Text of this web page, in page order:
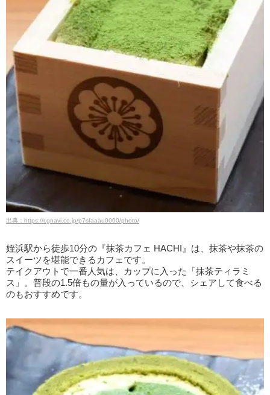
出典：https://r.gnavi.co.jp/p7sfaaau0000/photo/
姪浜駅から徒歩10分の『抹茶カフェ HACHI』は、抹茶や抹茶の
スイーツを堪能できるカフェです。
テイクアウトで一番人気は、カップに入った「抹茶ティラミ
ス」。普段の1.5倍もの量が入っているので、シェアして食べる
のもおすすめです。